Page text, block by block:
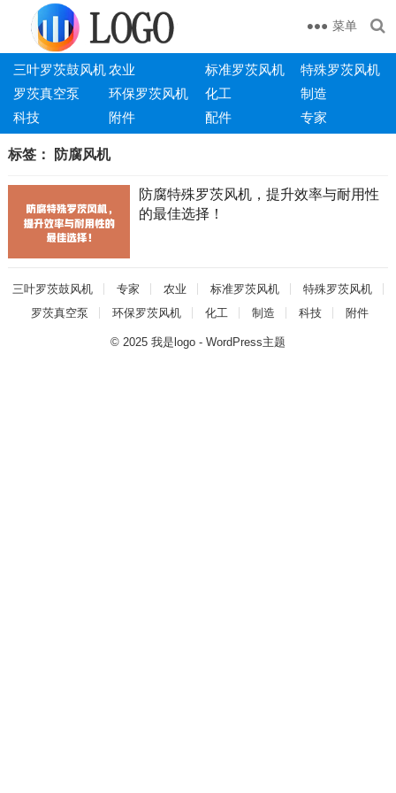
菜单
三叶罗茨鼓风机农业 标准罗茨风机
特殊罗茨风机
罗茨真空泵
环保罗茨风机 化工
制造
科技
附件 配件 专家
标签： 防腐风机
防腐特殊罗茨风机，提升效率与耐用性
的最佳选择！
三叶罗茨鼓风机 专家 农业 标准罗茨风机
特殊罗茨风机
罗茨真空泵
环保罗茨风机 化工 制造 科技 附件
© 2025 我是logo- WordPress主题